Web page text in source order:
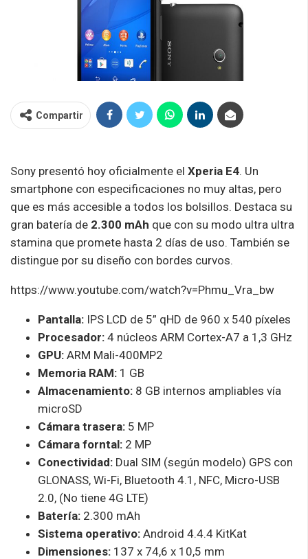
Compartir
Sony presentó hoy oficialmente el Xperia E4. Un
smartphone con especificaciones no muy altas, pero
que es más accesible a todos los bolsillos. Destaca su
gran batería de 2.300 mAh que con su modo ultra ultra
stamina que promete hasta 2 días de uso. También se
distingue por su diseño con bordes curvos.
https://www.youtube.com/watch?v=Phmu_Vra_bw
Pantalla: IPS LCD de 5” qHD de 960 x 540 píxeles
Procesador: 4 núcleos ARM Cortex-A7 a 1,3 GHz
GPU: ARM Mali-400MP2
Memoria RAM: 1 GB
Almacenamiento: 8 GB internos ampliables vía
microSD
Cámara trasera: 5 MP
Cámara forntal: 2 MP
Conectividad: Dual SIM (según modelo) GPS con
GLONASS, Wi-Fi, Bluetooth 4.1, NFC, Micro-USB
2.0, (No tiene 4G LTE)
Batería: 2.300 mAh
Sistema operativo: Android 4.4.4 KitKat
Dimensiones: 137 x 74,6 x 10,5 mm